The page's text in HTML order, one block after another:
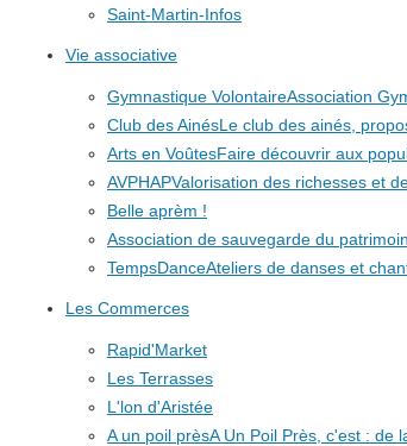
Saint-Martin-Infos
Vie associative
Gymnastique VolontaireAssociation
Club des AinésLe club des ainés,
Arts en VoûtesFaire découvrir aux
AVPHAPValorisation des richesses et
Belle aprèm !
Association de sauvegarde du
TempsDanceAteliers de danses et
Les Commerces
Rapid'Market
Les Terrasses
L'lon d'Aristée
A un poil prèsA Un Poil Près, c'est : de